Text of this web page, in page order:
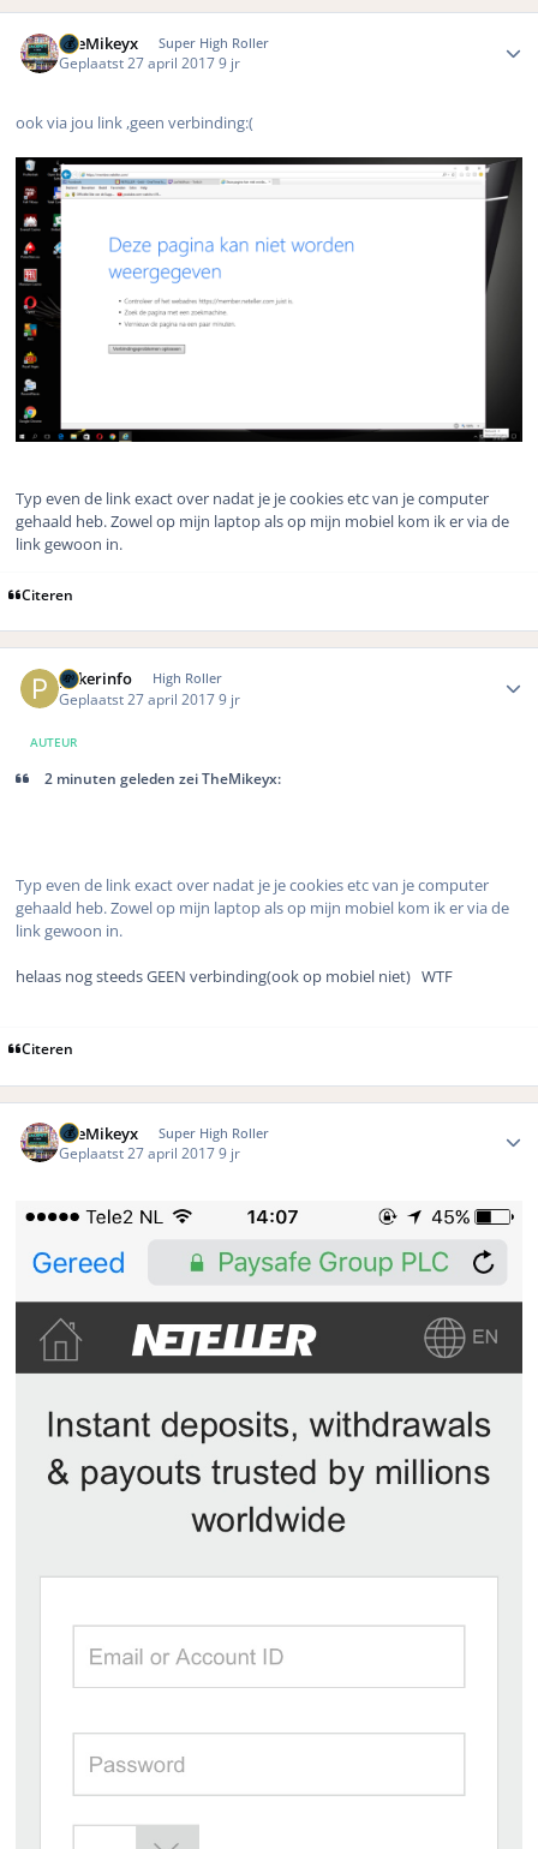
TheMikeyx Super High Roller
Geplaatst27 april 20179 jr
ook via jou link ,geen verbinding:(
Typ even de link exact over nadat je je cookies etc van je computer
gehaald heb. Zowel op mijn laptop als op mijn mobiel kom ik er via de
link gewoon in.
Citeren
pokerinfo High Roller
Geplaatst 27 april 20179 jr
AUTEUR
2 minuten geleden zei TheMikeyx:
Typ even de link exact over nadat je je cookies etc van je computer
gehaald heb. Zowel op mijn laptop als op mijn mobiel kom ik er via de
link gewoon in.
helaas nog steeds GEEN verbinding(ook op mobiel niet) WTF
Citeren
TheMikeyx Super High Roller
Geplaatst 27 april 20179 jr